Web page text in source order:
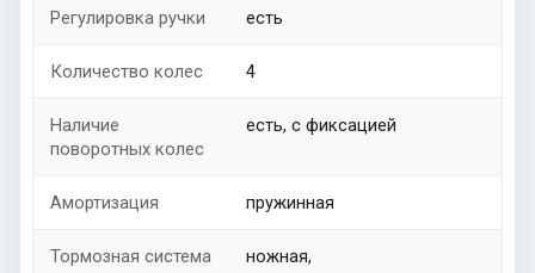
Регулировка ручки есть
Количество колес 4
Наличие
поворотных колес
есть, с фиксацией
Амортизация пружинная
Тормозная система
ножная,